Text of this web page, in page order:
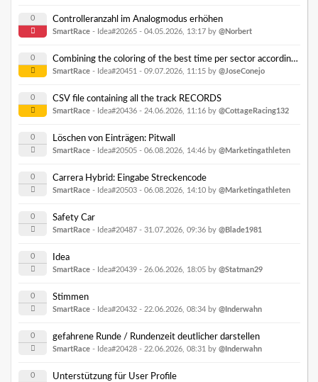
0 Controlleranzahl im Analogmodus erhöhen
SmartRace - Idea#20265 - 04.05.2026, 13:17 by @Norbert
0 Combining the coloring of the best time per sector according to controller color with the experimental feature with the approximate live position
SmartRace - Idea#20451 - 09.07.2026, 11:15 by @JoseConejo
0 CSV file containing all the track RECORDS
SmartRace - Idea#20436 - 24.06.2026, 11:16 by @CottageRacing132
0 Löschen von Einträgen: Pitwall
SmartRace - Idea#20505 - 06.08.2026, 14:46 by @Marketingathleten
0 Carrera Hybrid: Eingabe Streckencode
SmartRace - Idea#20503 - 06.08.2026, 14:10 by @Marketingathleten
0 Safety Car
SmartRace - Idea#20487 - 31.07.2026, 09:36 by @Blade1981
0 Idea
SmartRace - Idea#20439 - 26.06.2026, 18:05 by @Statman29
0 Stimmen
SmartRace - Idea#20432 - 22.06.2026, 08:34 by @Inderwahn
0 gefahrene Runde / Rundenzeit deutlicher darstellen
SmartRace - Idea#20428 - 22.06.2026, 08:31 by @Inderwahn
0 Unterstützung für User Profile